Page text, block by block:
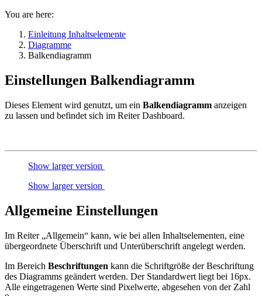
You are here:
Einleitung Inhaltselemente
Diagramme
Balkendiagramm
Einstellungen Balkendiagramm
Dieses Element wird genutzt, um ein Balkendiagramm anzeigen
zu lassen und befindet sich im Reiter Dashboard.
Show larger version
Show larger version
Allgemeine Einstellungen
Im Reiter „Allgemein“ kann, wie bei allen Inhaltselementen, eine
übergeordnete Überschrift und Unterüberschrift angelegt werden.
Im Bereich Beschriftungen kann die Schriftgröße der Beschriftung
des Diagramms geändert werden. Der Standardwert liegt bei 16px.
Alle eingetragenen Werte sind Pixelwerte, abgesehen von der Zahl